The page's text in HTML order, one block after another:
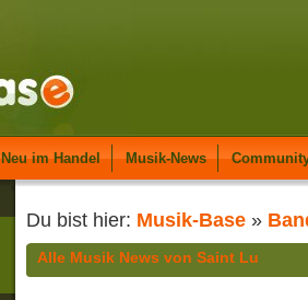
Neu im Handel Musik-News
Du bist hier: Musik-Base »
Alle Musik News von Saint Lu